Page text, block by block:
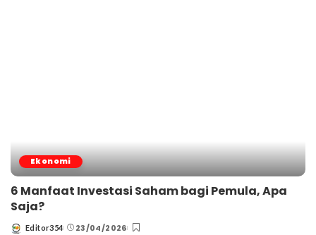
Ekonomi
6 Manfaat Investasi Saham bagi Pemula, Apa
Saja?
Posted
Editor354 23/04/2026